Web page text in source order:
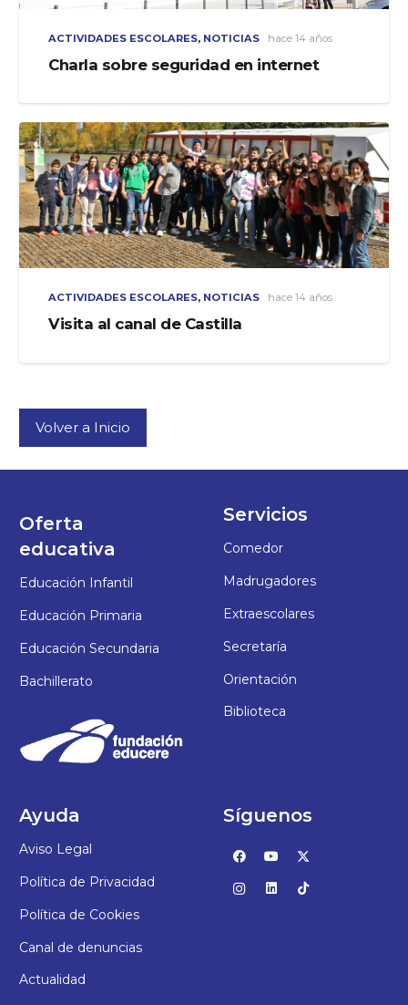
ACTIVIDADES ESCOLARES, NOTICIAS hace 14 años
Charla sobre seguridad en internet
ACTIVIDADES ESCOLARES, NOTICIAS hace 14 años
Visita al canal de Castilla
Volver a Inicio
Oferta
educativa
Educación Infantil
Educación Primaria
Educación Secundaria
Bachillerato
Servicios
Comedor
Madrugadores
Extraescolares
Secretaría
Orientación
Biblioteca
Ayuda
Aviso Legal
Política de Privacidad
Política de Cookies
Canal de denuncias
Actualidad
Síguenos